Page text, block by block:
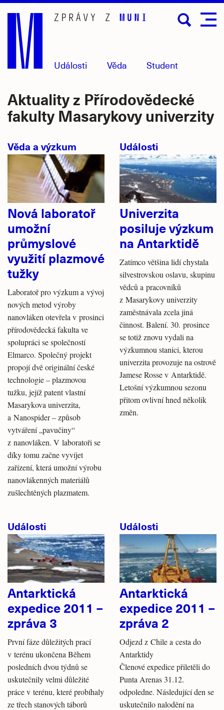
Přejít
hlavní
obsah
Události Věda Student
Aktuality z Přírodovědecké
fakulty Masarykovy univerzity
Věda a výzkum
Nová laboratoř
umožní
průmyslové
využití plazmové
tužky
Laboratoř pro výzkum a vývoj
nových metod výroby
nanovláken otevřela v prosinci
přírodovědecká fakulta ve
spolupráci se společností
Elmarco. Společný projekt
propojí dvě originální české
technologie – plazmovou
tužku, jejíž patent vlastní
Masarykova univerzita,
a Nanospider – způsob
vytváření „pavučiny“
z nanovláken. V laboratoři se
díky tomu začne vyvíjet
zařízení, která umožní výrobu
nanovlákenných materiálů
zušlechtěných plazmatem.
Události
Univerzita
posiluje výzkum
na Antarktidě
Zatímco většina lidí chystala
silvestrovskou oslavu, skupinu
vědců a pracovníků
z Masarykovy univerzity
zaměstnávala zcela jiná
činnost. Balení. 30. prosince
se totiž znovu vydali na
výzkumnou stanici, kterou
univerzita provozuje na ostrově
Jamese Rosse v Antarktidě.
Letošní výzkumnou sezonu
přitom ovlivní hned několik
změn.
Události
Antarktická
expedice 2011 –
zpráva 3
První fáze důležitých prací
v terénu ukončena Během
posledních dvou týdnů se
uskutečnily velmi důležité
práce v terénu, které probíhaly
ze třech stanových táborů
Události
Antarktická
expedice 2011 –
zpráva 2
Odjezd z Chile a cesta do
Antarktidy
Členové expedice přiletěli do
Punta Arenas 31.12.
odpoledne. Následující den se
uskutečnilo nalodění na